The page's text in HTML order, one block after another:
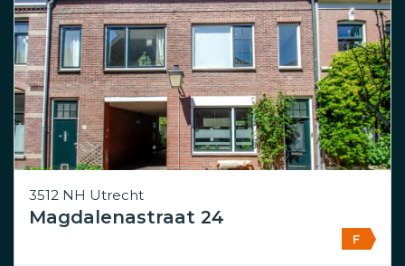
3512 NH Utrecht
Magdalenastraat 24
F